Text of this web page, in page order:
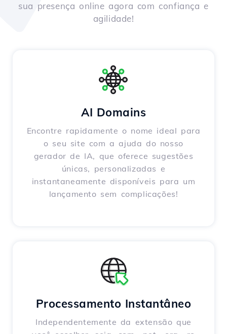
sua presença online agora com confiança e
agilidade!
AI Domains
Encontre rapidamente o nome ideal para
o seu site com a ajuda do nosso
gerador de IA, que oferece sugestões
únicas, personalizadas e
instantaneamente disponíveis para um
lançamento sem complicações!
Processamento Instantâneo
Independentemente da extensão que